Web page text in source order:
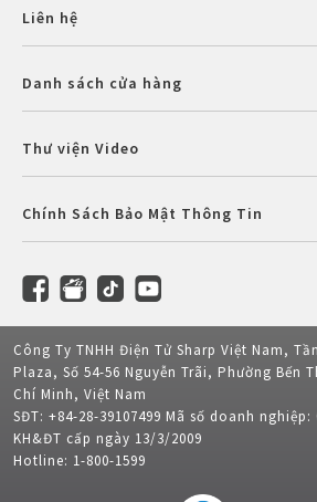
Liên hệ
Danh sách cửa hàng
Thư viện Video
Chính Sách Bảo Mật Thông Tin
Công Ty TNHH Điện Tử Sharp Việt Nam,
Plaza, Số 54-56 Nguyễn Trãi, Phường Bến
Chí Minh, Việt Nam
SĐT: +84-28-39107499 Mã số doanh nghiệp:
KH&ĐT cấp ngày 13/3/2009
Hotline: 1-800-1599